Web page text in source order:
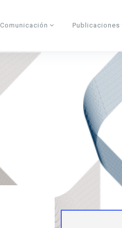
Comunicación Publicaciones